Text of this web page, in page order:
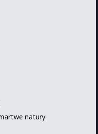
natury